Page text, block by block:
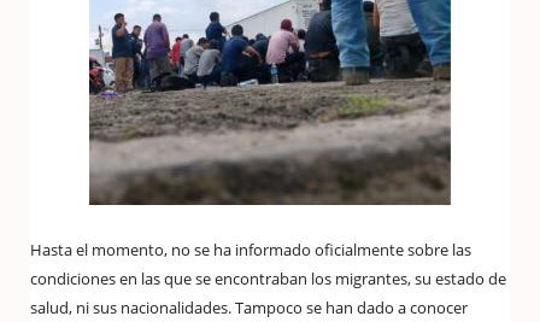
Hasta el momento, no se ha informado oficialmente sobre las
condiciones en las que se encontraban los migrantes, su estado de
salud, ni sus nacionalidades. Tampoco se han dado a conocer